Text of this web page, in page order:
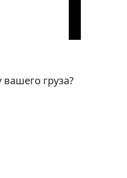
вашего груза?